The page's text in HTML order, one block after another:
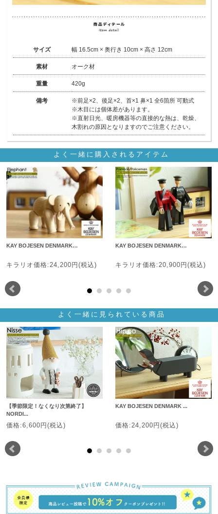
サイズ 幅 16.5cm × 奥行き 10cm × 高さ 12cm
素材 オーク材
重量 420g
備考
※前足×2、後足×2、首×1 鼻×1 全6箇所 可動式
※木目には個体差があります。
※直射日光、暖房機器等の直接的な熱は、乾燥、
木割れの原因となりますのでご注意ください。
よく一緒に購入されるアイテム
KAY BOJESEN DENMARK…
キラリオ価格:24,200円(税込)
KAY BOJESEN DENMARK…
キラリオ価格:20,900円(税込)
よく一緒に見られている商品
【季節限定！なくなり次第終了】
NORDI...
価格:6,600円(税込)
KAY BOJESEN DENMARK ...
価格:24,200円(税込)